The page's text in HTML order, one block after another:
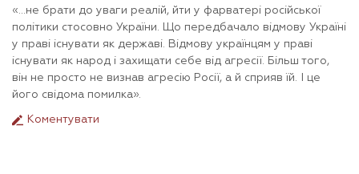
«…не брати до уваги реалій, йти у фарватері російської
політики стосовно України. Що передбачало відмову Україні
у праві існувати як державі. Відмову українцям у праві
існувати як народ і захищати себе від агресії. Більш того,
він не просто не визнав агресію Росії, а й сприяв їй. І це
його свідома помилка».
Коментувати